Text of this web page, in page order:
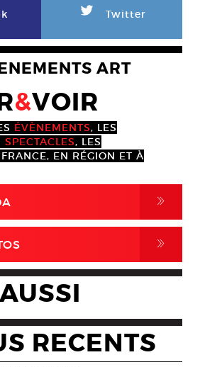
L Twitter
ART
&VOIR
ÉVÈNEMENTS, LES
SPECTACLES, LES
EN RÉGION ET À
,
,
RECENTS